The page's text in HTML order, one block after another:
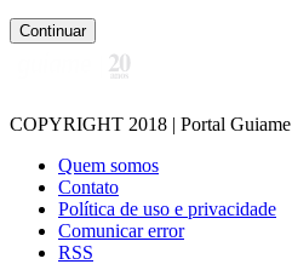
Continuar
COPYRIGHT 2018 | Portal Guiame
Quem somos
Contato
Política de uso e privacidade
Comunicar error
RSS